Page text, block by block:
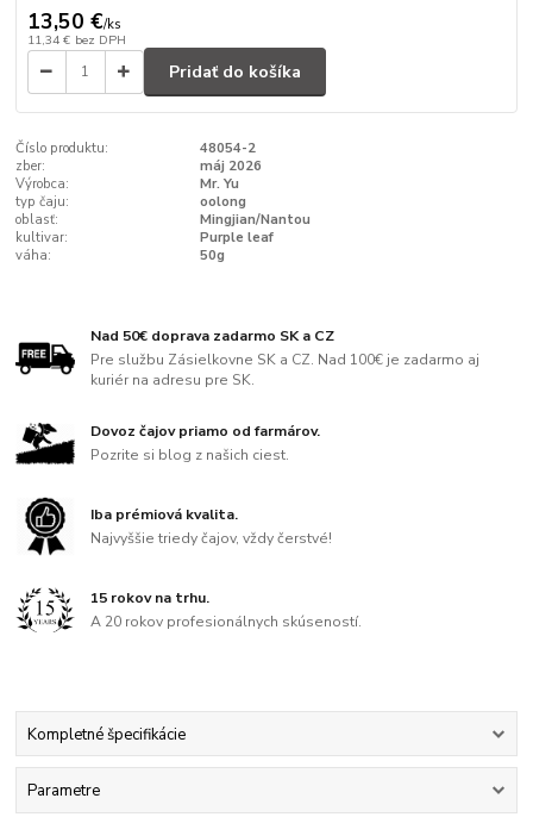
13,50 €/ks
11,34 € bez DPH
Pridať do košíka
Číslo produktu:
48054-2
zber:
máj 2026
Výrobca:
Mr. Yu
typ čaju:
oolong
oblasť:
Mingjian/Nantou
kultivar:
Purple leaf
váha:
50g
Nad 50€ doprava zadarmo SK a CZ
Pre službu Zásielkovne SK a CZ. Nad 100€ je zadarmo aj
kuriér na adresu pre SK.
Dovoz čajov priamo od farmárov.
Pozrite si blog z našich ciest.
Iba prémiová kvalita.
Najvyššie triedy čajov, vždy čerstvé!
15 rokov na trhu.
A 20 rokov profesionálnych skúseností.
Kompletné špecifikácie
Parametre